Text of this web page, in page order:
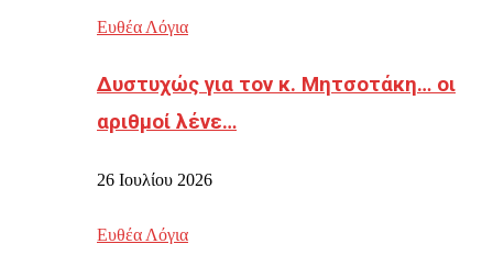
Ευθέα Λόγια
Δυστυχώς για τον κ. Μητσοτάκη… οι
αριθμοί λένε…
26 Ιουλίου 2026
Ευθέα Λόγια